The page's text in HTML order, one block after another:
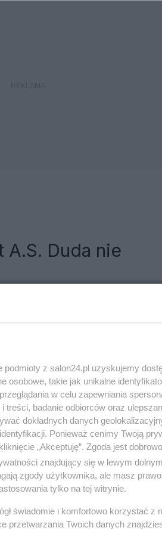
Duda nie
Port Komunikacyjny
z salon24.pl uzyskujemy
osobowe, takie jak unikalne
w celu zapewniania
badanie odbiorców oraz
dokładnych danych
Ponieważ cenimy Twoją
„Akceptuję”. Zgoda jest
znajdujący się w lewym
zgody użytkownika, ale masz
tylko na tej witrynie.
świadomie i komfortowo korzystać z
przetwarzania Twoich danych